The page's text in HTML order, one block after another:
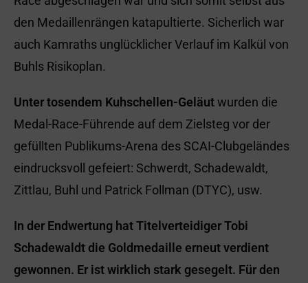
den Medaillenrängen katapultierte. Sicherlich war
auch Kamraths unglücklicher Verlauf im Kalkül von
Buhls Risikoplan.
Unter tosendem Kuhschellen-Geläutwurden die
Medal-Race-Führende auf dem Zielsteg vor der
gefüllten Publikums-Arena des SCAI-Clubgeländes
eindrucksvoll gefeiert: Schwerdt, Schadewaldt,
Zittlau, Buhl und Patrick Follman (DTYC), usw.
In der Endwertung hat Titelverteidiger Tobi
Schadewaldt die Goldmedaille erneut verdient
gewonnen. Er ist wirklich stark gesegelt. Für den